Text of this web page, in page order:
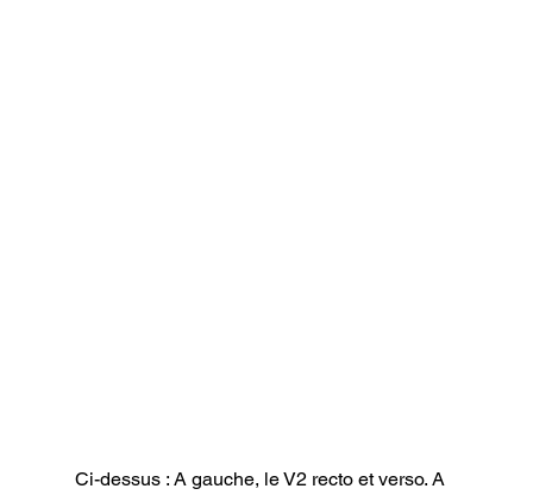
Ci-dessus : A gauche, le V2 recto et verso. A